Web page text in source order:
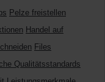
Pelze freistellen
Handel auf
Files
Qualitätsstandards